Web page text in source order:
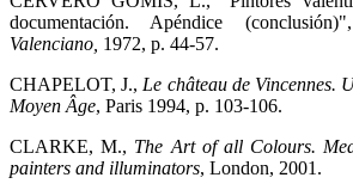
documentación. Apéndice
Valenciano, 1972, p. 44-57.
CHAPELOT, J., Le château de Vincennes.
Moyen Âge, Paris 1994, p. 103-106.
CLARKE, M., The Art of all Colours.
painters and illuminators, London, 2001.